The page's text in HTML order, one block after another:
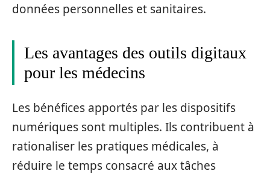
données personnelles et sanitaires.
Les avantages des outils digitaux
pour les médecins
Les bénéfices apportés par les dispositifs
numériques sont multiples. Ils contribuent à
rationaliser les pratiques médicales, à
réduire le temps consacré aux tâches